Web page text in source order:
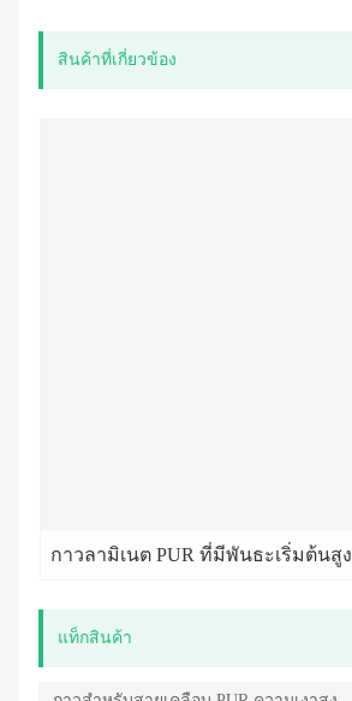
สินค้าที่เกี่ยวข้อง
กาวลามิเนต PUR ที่มีพันธะเริ่มต้นสูง
แท็กสินค้า